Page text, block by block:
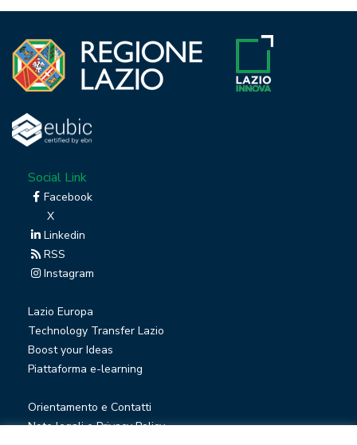
Social Link
Facebook
X
Linkedin
RSS
Instagram
Lazio Europa
Technology Transfer Lazio
Boost your Ideas
Piattaforma e-learning
Orientamento e Contatti
Note legali e Privacy Policy